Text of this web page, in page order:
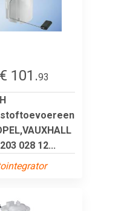
€ 101.93
028 12...